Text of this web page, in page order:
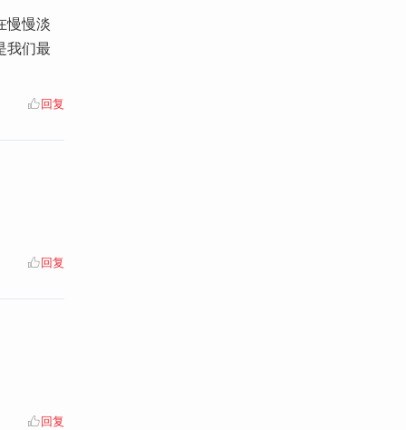
慢慢淡
我们最
回复
回复
回复